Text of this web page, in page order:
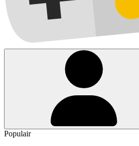
Populair